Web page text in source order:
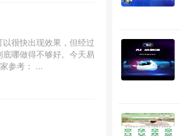
很快出现效果，但经过
哪做得不够好。今天易
参考： ...